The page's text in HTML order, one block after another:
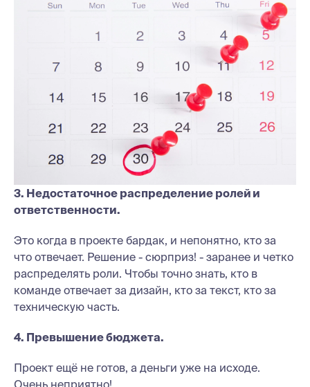
3. Недостаточное распределение ролей и
ответственности.
Это когда в проекте бардак, и непонятно, кто за
что отвечает. Решение - сюрприз! - заранее и четко
распределять роли. Чтобы точно знать, кто в
команде отвечает за дизайн, кто за текст, кто за
техническую часть.
4. Превышение бюджета.
Проект ещё не готов, а деньги уже на исходе.
Очень неприятно!